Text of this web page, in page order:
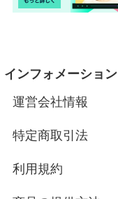
インフォメーション
運営会社情報
特定商取引法
利用規約